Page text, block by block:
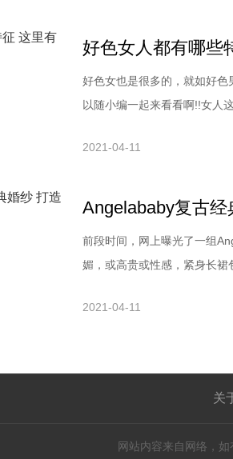
好色女人都有哪些
好色女也是很多的，就如好
以随小编一起来看看啊!!女人
系。2、下唇有痣藏匿于心会
2021-04-11
Angelababy复古
前段时间，网上曝光了一组
媚，或高贵或性感，紧身长
强迫自己。她还表示自己常自
2021-04-11
关
网站内容来自网络，